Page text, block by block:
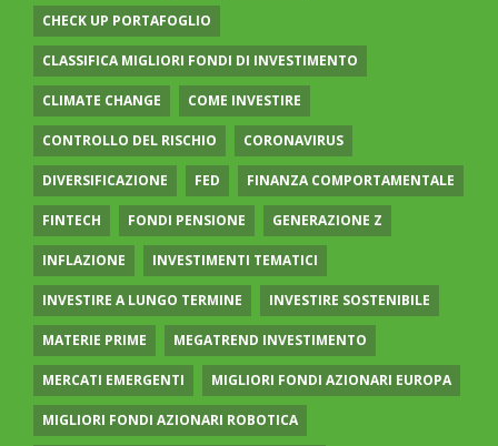
CHECK UP PORTAFOGLIO
CLASSIFICA MIGLIORI FONDI DI INVESTIMENTO
CLIMATE CHANGE COME INVESTIRE
CONTROLLO DEL RISCHIO CORONAVIRUS
DIVERSIFICAZIONE FED FINANZA COMPORTAMENTALE
FINTECH FONDI PENSIONE GENERAZIONE Z
INFLAZIONE INVESTIMENTI TEMATICI
INVESTIRE A LUNGO TERMINE INVESTIRE SOSTENIBILE
MATERIE PRIME MEGATREND INVESTIMENTO
MERCATI EMERGENTI MIGLIORI FONDI AZIONARI EUROPA
MIGLIORI FONDI AZIONARI ROBOTICA